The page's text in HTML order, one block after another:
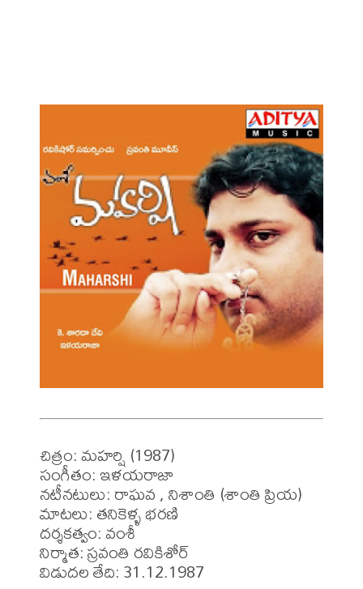
చిత్రం: మహర్షి (1987)
సంగీతం: ఇళయరాజా
నటీనటులు: రాఘవ , నిశాంతి (శాంతి ప్రియ)
మాటలు: తనికెళ్ళ భరణి
దర్శకత్వం: వంశీ
నిర్మాత: స్రవంతి రవికిశోర్
విడుదల తేది: 31.12.1987